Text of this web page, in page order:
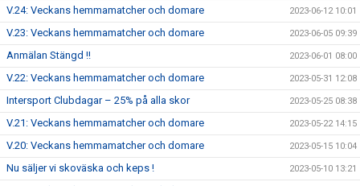
V.24: Veckans hemmamatcher och domare 2023-06-12 10:01
V.23: Veckans hemmamatcher och domare 2023-06-05 09:39
Anmälan Stängd !! 2023-06-01 08:00
V.22: Veckans hemmamatcher och domare 2023-05-31 12:08
Intersport Clubdagar – 25% på alla skor 2023-05-25 08:38
V.21: Veckans hemmamatcher och domare 2023-05-22 14:15
V.20: Veckans hemmamatcher och domare 2023-05-15 10:04
Nu säljer vi skoväska och keps ! 2023-05-10 13:21